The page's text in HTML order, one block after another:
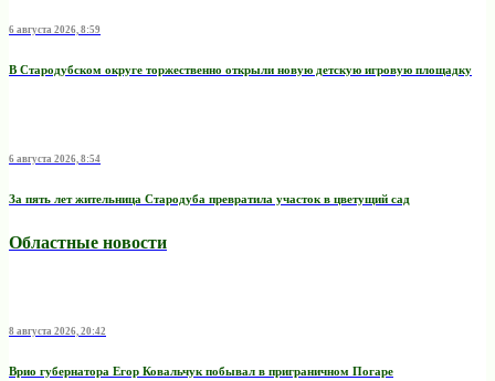
6 августа 2026, 8:59
В Стародубском округе торжественно открыли новую детскую игровую площадку
6 августа 2026, 8:54
За пять лет жительница Стародуба превратила участок в цветущий сад
Областные новости
8 августа 2026, 20:42
Врио губернатора Егор Ковальчук побывал в приграничном Погаре